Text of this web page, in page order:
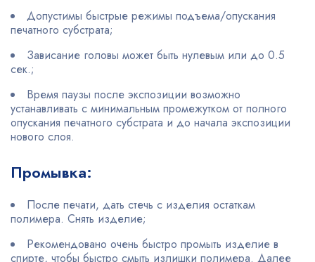
Допустимы быстрые режимы подъема/опускания
печатного субстрата;
Зависание головы может быть нулевым или до 0.5
сек.;
Время паузы после экспозиции возможно
устанавливать с минимальным промежутком от полного
опускания печатного субстрата и до начала экспозиции
нового слоя.
Промывка:
После печати, дать стечь с изделия остаткам
полимера. Снять изделие;
Рекомендовано очень быстро промыть изделие в
спирте, чтобы быстро смыть излишки полимера. Далее